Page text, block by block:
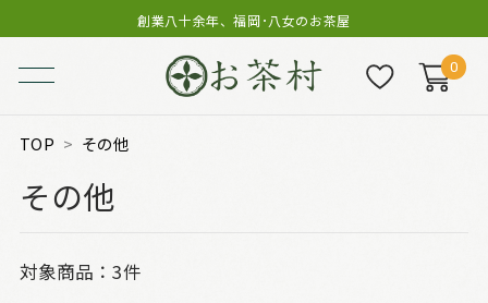
創業八十余年、福岡･八女のお茶屋
0
TOP その他
その他
対象商品： 3件